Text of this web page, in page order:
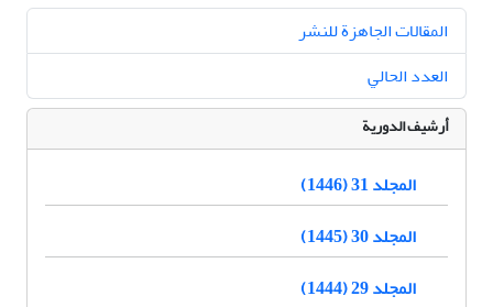
المقالات الجاهزة للنشر
العدد الحالي
أرشيف الدورية
المجلد 31 (1446)
المجلد 30 (1445)
المجلد 29 (1444)